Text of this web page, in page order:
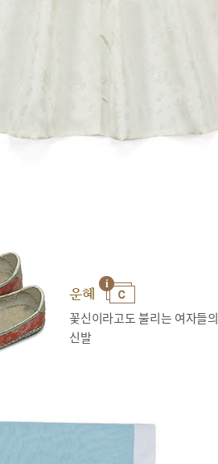
운혜
꽃신이라고도 불리는 여자들의
신발